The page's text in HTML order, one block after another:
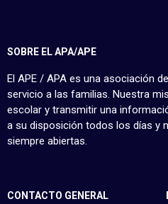
SOBRE EL APA/APE
El APE / APA es una asociación
servicio a las familias. Nuestra
escolar y transmitir una
a su disposición todos los días y
siempre abiertas.
CONTACTO GENERAL